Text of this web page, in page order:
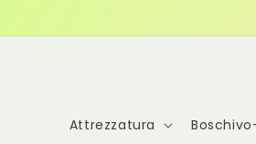
Attrezzatura